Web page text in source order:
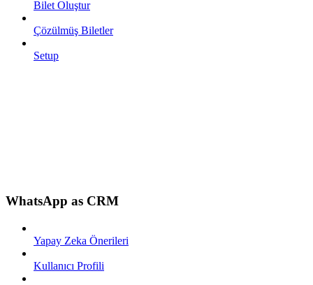
Bilet Oluştur
Çözülmüş Biletler
Setup
WhatsApp as CRM
Yapay Zeka Önerileri
Kullanıcı Profili